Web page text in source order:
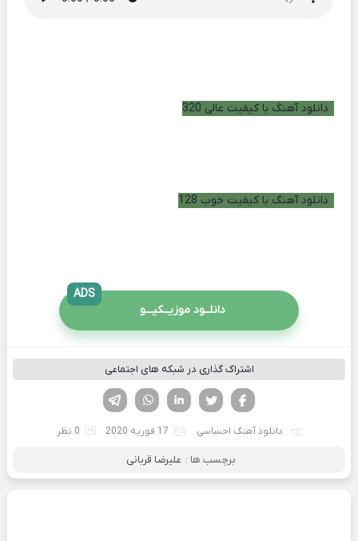
دانلود آهنگ با کیفیت عالی 320
دانلود آهنگ با کیفیت خوب 128
دانلــود موزیــکیـــو
ADS
اشتراک گذاری در شبکه های اجتماعی
لینکدین تویتر
فیسوک
دانلود آهنگ احساسی 17 فوریه 2020 0 نظر
برچسب ها : علیرضا قربانی